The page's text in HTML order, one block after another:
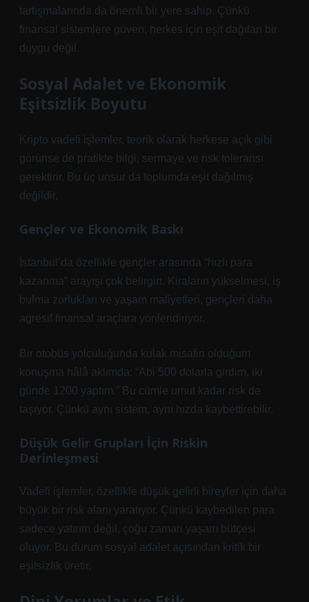
tartışmalarında da önemli bir yere sahip. Çünkü
finansal sistemlere güven, herkes için eşit dağılan bir
duygu değil.
Sosyal Adalet ve Ekonomik
Eşitsizlik Boyutu
Kripto vadeli işlemler, teorik olarak herkese açık gibi
görünse de pratikte bilgi, sermaye ve risk toleransı
gerektirir. Bu üç unsur da toplumda eşit dağılmış
değildir.
Gençler ve Ekonomik Baskı
İstanbul’da özellikle gençler arasında “hızlı para
kazanma” arayışı çok belirgin. Kiraların yükselmesi, iş
bulma zorlukları ve yaşam maliyetleri, gençleri daha
agresif finansal araçlara yönlendiriyor.
Bir otobüs yolculuğunda kulak misafiri olduğum
konuşma hâlâ aklımda: “Abi 500 dolarla girdim, iki
günde 1200 yaptım.” Bu cümle umut kadar risk de
taşıyor. Çünkü aynı sistem, aynı hızda kaybettirebilir.
Düşük Gelir Grupları İçin Riskin
Derinleşmesi
Vadeli işlemler, özellikle düşük gelirli bireyler için daha
büyük bir risk alanı yaratıyor. Çünkü kaybedilen para
sadece yatırım değil, çoğu zaman yaşam bütçesi
oluyor. Bu durum sosyal adalet açısından kritik bir
eşitsizlik üretir.